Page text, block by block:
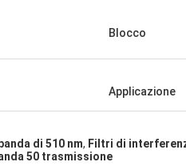
Blocco
Applicazione
di 510 nm, Filtri di
50 trasmissione